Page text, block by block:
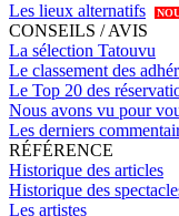
Les lieux alternatifs
CONSEILS / AVIS
La sélection Tatouvu
Le classement des
Le Top 20 des
Nous avons vu pour
Les derniers
RÉFÉRENCE
Historique des articles
Historique des
Les artistes